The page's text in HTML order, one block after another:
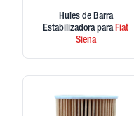
Hules de Barra
Estabilizadora paraFiat
Siena